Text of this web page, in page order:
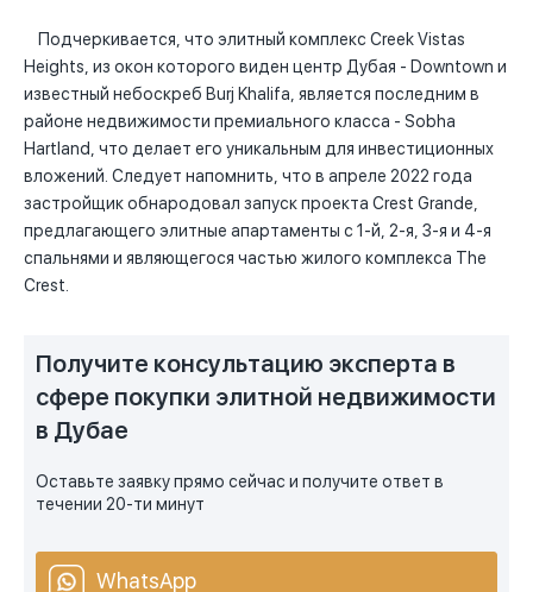
Подчеркивается, что элитный комплекс Creek Vistas
Heights, из окон которого виден центр Дубая - Downtown и
известный небоскреб Burj Khalifa, является последним в
районе недвижимости премиального класса - Sobha
Hartland, что делает его уникальным для инвестиционных
вложений. Следует напомнить, что в апреле 2022 года
застройщик обнародовал запуск проекта Crest Grande,
предлагающего элитные апартаменты с 1-й, 2-я, 3-я и 4-я
спальнями и являющегося частью жилого комплекса The
Crest.
Получите консультацию эксперта в
сфере покупки элитной недвижимости
в Дубае
Оставьте заявку прямо сейчас и получите ответ в
течении 20-ти минут
WhatsApp